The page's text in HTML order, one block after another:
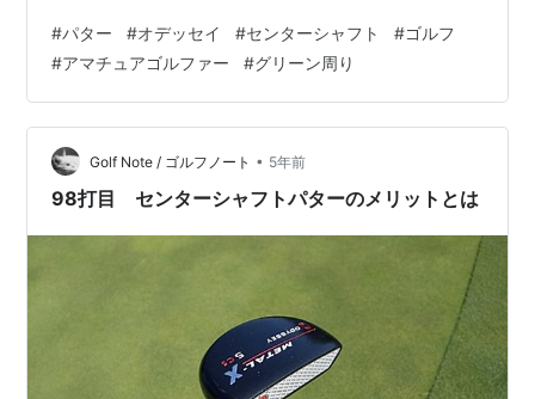
回新調したのは、 オデッセイ ホワイトホットOG ＃５SC
というモデルになります。 ＃５SC 写真の通り、シャフ
トが真ん中に位置するタイプで、今度パターを購入する
ならこのタイプを使いたいと強く思っていた形です。 こ
れまで、何本かパターを使ってきましたが、下手な私が
使うと、 上手くま…
#パター #オデッセイ #センターシャフト #ゴルフ
#アマチュアゴルファー #グリーン周り
Golf Note / ゴルフノート • 5年前
98打目 センターシャフトパターのメリットとは